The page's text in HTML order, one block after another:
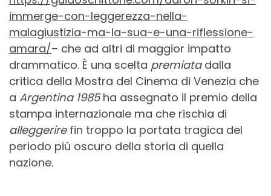
immerge-con-leggerezza-nella-
malagiustizia-ma-la-sua-e-una-riflessione-
amara/– che ad altri di maggior impatto
drammatico. È una scelta premiatadalla
critica della Mostra del Cinema di Venezia che
a Argentina 1985ha assegnato il premio della
stampa internazionale ma che rischia di
alleggerirefin troppo la portata tragica del
periodo più oscuro della storia di quella
nazione.